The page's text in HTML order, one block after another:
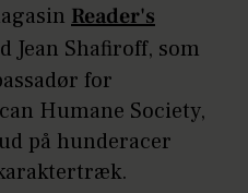
Reader's
Jean Shafiroff, som
for
Humane Society,
på hunderacer